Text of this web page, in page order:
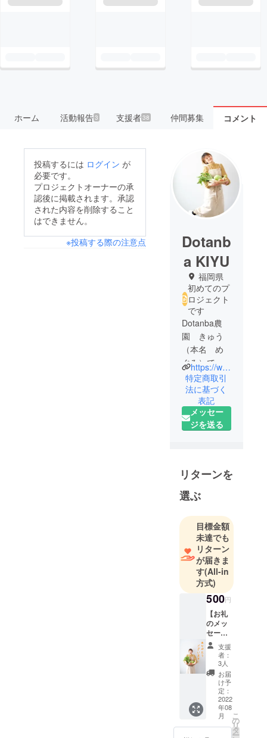
ホーム 活動報告3 支援者38 仲間募集 コメント
投稿するには ログイン が
必要です。
プロジェクトオーナーの承
認後に掲載されます。承認
された内容を削除すること
はできません。
※投稿する際の注意点
Dotanb
a KIYU
福岡県
初めてのプ
ロジェクト
です
Dotanba農
園 きゅう
（本名 め
ぐみ）で
す。
とあるきっ
かけから、
長崎県の壱
岐島で農園
ゾク農園”に
いつの間に
か魅了され
た。それか
ら“農”や“食”
、“生きる”に
ついて考え
るようにな
りました。
都会であり
ながら自然
とぬくもり
のある、“福
岡”で
農家さんの
想いや、生
きているこ
との素晴ら
しさなど、
https://www.instagram.com/dotanba_noen
特定商取引
法に基づく
表記
メッセー
ジを送る
リターンを
選ぶ
目標金額
未達でも
リターン
が届きま
す(All-in
方式)
500円
【お礼
のメッ
セー
ジ】 全
力で感
謝の想
いを込
めた
メール
を送ら
せてい
ただき
ます！
支援
者：
3人
お届
け予
定：
2022
年08
月
こ
の
リ
タ
ー